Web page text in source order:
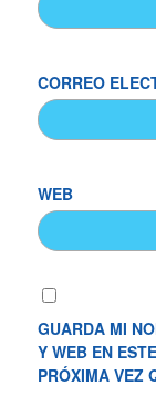
CORREO
WEB
GUARDA MI
Y WEB EN
PRÓXIMA VEZ